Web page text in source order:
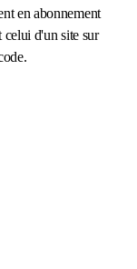
en abonnement
celui d'un site sur